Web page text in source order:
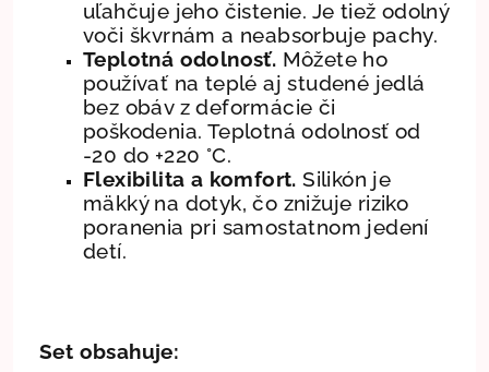
uľahčuje jeho čistenie. Je tiež odolný
voči škvrnám a neabsorbuje pachy.
Teplotná odolnosť. Môžete ho
používať na teplé aj studené jedlá
bez obáv z deformácie či
poškodenia. Teplotná odolnosť od
-20 do +220 °C.
Flexibilita a komfort. Silikón je
mäkký na dotyk, čo znižuje riziko
poranenia pri samostatnom jedení
detí.
Set obsahuje: